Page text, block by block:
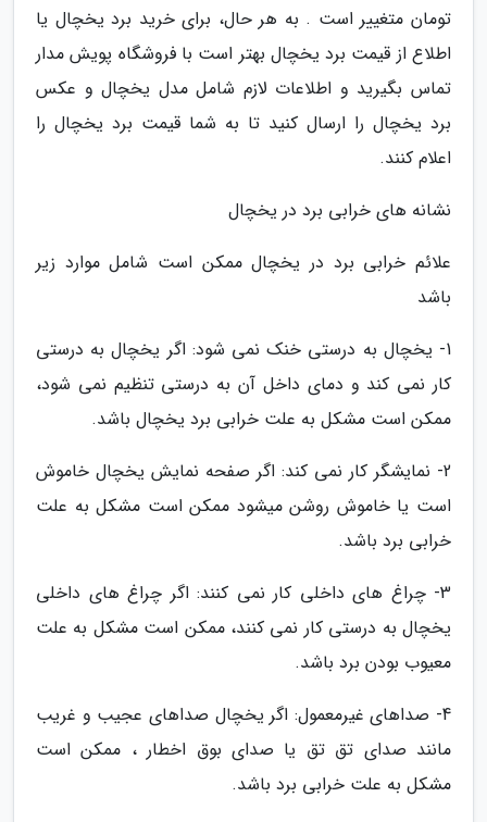
تومان متغییر است . به هر حال، برای خرید برد یخچال یا
اطلاع از قیمت برد یخچال بهتر است با فروشگاه پویش مدار
تماس بگیرید و اطلاعات لازم شامل مدل یخچال و عکس
برد یخچال را ارسال کنید تا به شما قیمت برد یخچال را
اعلام کنند.
نشانه های خرابی برد در یخچال
علائم خرابی برد در یخچال ممکن است شامل موارد زیر
باشد
1- یخچال به درستی خنک نمی شود: اگر یخچال به درستی
کار نمی کند و دمای داخل آن به درستی تنظیم نمی شود،
ممکن است مشکل به علت خرابی برد یخچال باشد.
2- نمایشگر کار نمی کند: اگر صفحه نمایش یخچال خاموش
است یا خاموش روشن میشود ممکن است مشکل به علت
خرابی برد باشد.
3- چراغ های داخلی کار نمی کنند: اگر چراغ های داخلی
یخچال به درستی کار نمی کنند، ممکن است مشکل به علت
معیوب بودن برد باشد.
4- صداهای غیرمعمول: اگر یخچال صداهای عجیب و غریب
مانند صدای تق تق یا صدای بوق اخطار ، ممکن است
مشکل به علت خرابی برد باشد.